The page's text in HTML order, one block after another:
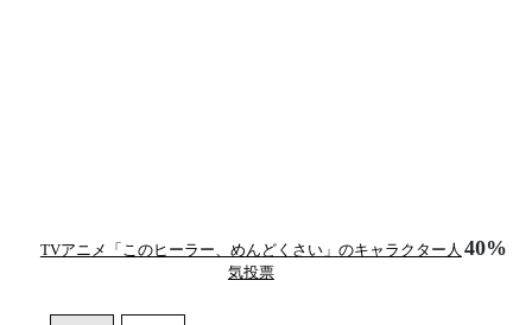
TVアニメ「このヒーラー、めんどくさい」のキャラクター人
気投票
40%